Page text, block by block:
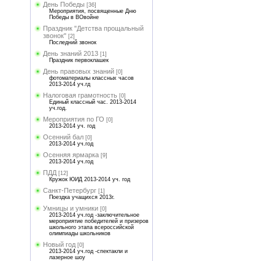
День Победы [36]
Мероприятия, посвященные Дню
Победы в ВОвойне
Праздник "Детства прощальный
звонок" [2]
Последний звонок
День знаний 2013 [1]
Праздник первоклашек
День правовых знаний [0]
фотоматериалы классных часов
2013-2014 уч.гд
Налоговая грамотность [0]
Единый классный час. 2013-2014
уч.год.
Мероприятия по ГО [0]
2013-2014 уч. год
Осенний бал [0]
2013-2014 уч.год
Осенняя ярмарка [9]
2013-2014 уч.год
ПДД [12]
Кружок ЮИД 2013-2014 уч. год
Санкт-Петербург [1]
Поездка учащихся 2013г.
Умницы и умники [0]
2013-2014 уч.год -заключительное
мероприятие победителей и призеров
школьного этапа всероссийской
олимпиады школьников
Новый год [0]
2013-2014 уч.год -спектакли и
лазерное шоу